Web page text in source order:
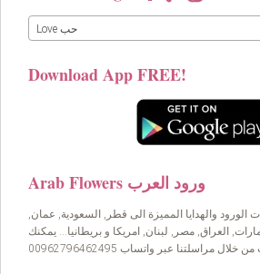
Love حب
Download App FREE!
Arab Flowers ورود العرب
الورود والهدايا المميزة الى قطر, السعودية, عمان,
العراق, مصر, لبنان, امريكا و بريطانيا… يمكنك
خلال مراسلتنا عبر واتساب 00962796462495